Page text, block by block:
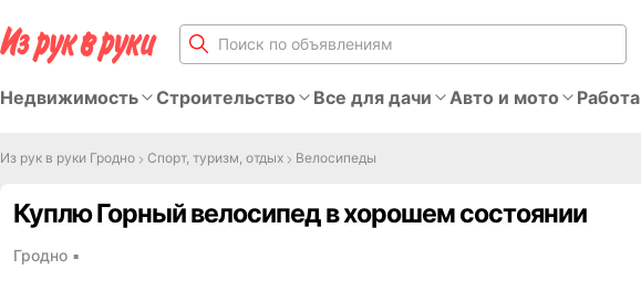
Недвижимость Строительство Все для дачи Авто и мото Работа
Из рук в руки Гродно Спорт, туризм, отдых Велосипеды
Куплю Горный велосипед в хорошем состоянии
Гродно ▪